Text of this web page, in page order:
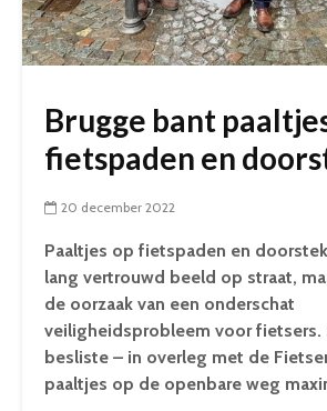
Brugge bant
fietspaden en
20 december 2022
Paaltjes op fietspaden en
lang vertrouwd beeld op straat,
de oorzaak van een onderschat
veiligheidsprobleem voor fietsers.
besliste – in overleg met de
paaltjes op de openbare weg